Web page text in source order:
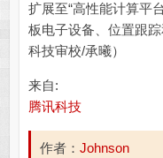
扩展至“高性能计算平
板电子设备、位置跟
科技审校/承曦）
来自:
腾讯科技
作者： Johnson